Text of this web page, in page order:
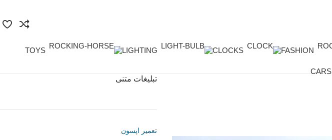
FASHION
CLOCKS
LIGHTING
TOYS
CARS
تبلیغات متنی
تعمیر اپسون